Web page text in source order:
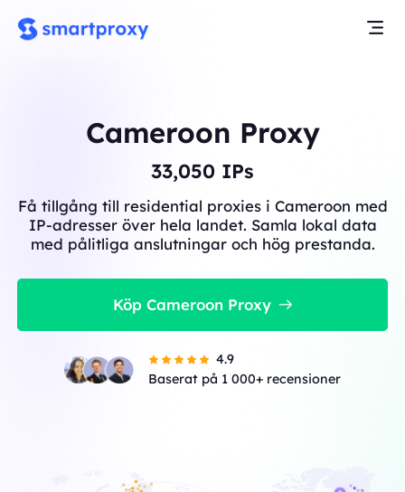
Cameroon Proxy
33,050 IPs
Få tillgång till residential proxies i Cameroon med
IP-adresser över hela landet. Samla lokal data
med pålitliga anslutningar och hög prestanda.
Köp Cameroon Proxy
4.9
Baserat på 1 000+ recensioner